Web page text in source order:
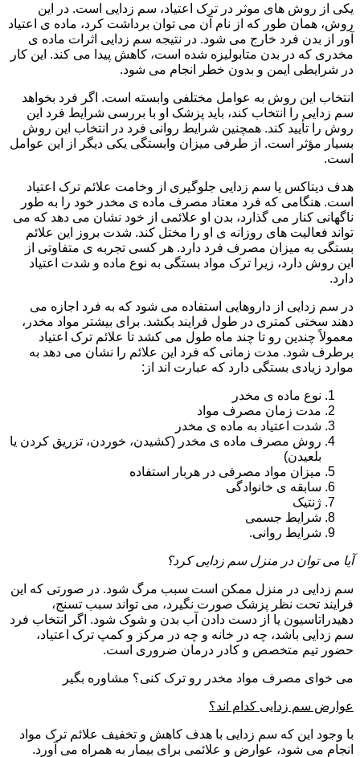
یکی از روش های موثر در ترک اعتیاد، سم زدایی است. در این
روش، همان طور که از نام آن می توان برداشت کرد، ماده ی اعتیاد
آور از بدن فرد خارج می شود. در نتیجه سم زدایی اثرات ماده ی
مخدری که در بدن متابولیزه شده است، کاهش پیدا می کند. این کار
در شرایطی ایمن و بدون خطر انجام می شود.
انتخاب این روش به عوامل مختلفی وابسته است. اگر فرد بخواهد
سم زدایی را انتخاب کند، باید پزشک او با بررسی شرایط فرد این
روش را تأیید کند. همچنین شرایط روانی فرد در انتخاب این روش
بسیار مؤثر است. از طرفی میزان وابستگی یکی دیگر از این عوامل
است.
هدف دیتاکس یا سم زدایی جلوگیری از وخامت علائم ترک اعتیاد
است. هنگامی که فرد معتاد مصرف ماده ی مخدر خود را به طور
ناگهانی کنار می گذارد، بدن او علائمی از خود نشان می دهد که می
تواند فعالیت های روزانه ی او را مختل کند. شدت بروز این علائم
بستگی به میزان مصرف فرد دارد. هر کسی تجربه ی متفاوتی از
این روش دارد، زیرا ترک مواد بستگی به نوع ماده و شدت اعتیاد
دارد.
در سم زدایی از داروهایی استفاده می شود که به فرد اجازه می
دهند سختی کمتری در طول فرایند بکشد. برای بیشتر مواد مخدر،
معمولاً چندین رو تا چند ماه طول می کشد تا علائم ترک اعتیاد
برطرف شود. مدت زمانی که فرد این علائم را نشان می دهد به
موارد زیادی بستگی دارد که عبارت اند از:
نوع ماده ی مخدر
مدت زمان مصرف مواد
شدت اعتیاد به ماده ی مخدر
روش مصرف ماده ی مخدر (کشیدن، خوردن، تزریق کردن یا
بلعیدن)
میزان مواد مصرفی در هربار استفاده
سابقه ی خانوادگی
ژنتیک
شرایط جسمی
شرایط روانی.
آیا می توان در منزل سم زدایی کرد؟
سم زدایی در منزل ممکن است سبب مرگ شود. در صورتی که این
فرایند تحت نظر پزشک صورت نگیرد، می تواند سبب تسنج،
دهیدراتاسیون یا از دست دادن آب بدن و شوک شود. اگر انتخاب فرد
سم زدایی باشد، چه در خانه و چه در مرکز و کمپ ترک اعتیاد،
حضور تیم متخصص و کادر درمان ضروری است.
می خوای مصرف مواد مخدر رو ترک کنی؟ مشاوره بگیر
عوارض سم زدایی کدام اند؟
با وجود این که سم زدایی با هدف کاهش و تخفیف علائم ترک مواد
انجام می شود، عوارض و علائمی برای بیمار به همراه می آورد.